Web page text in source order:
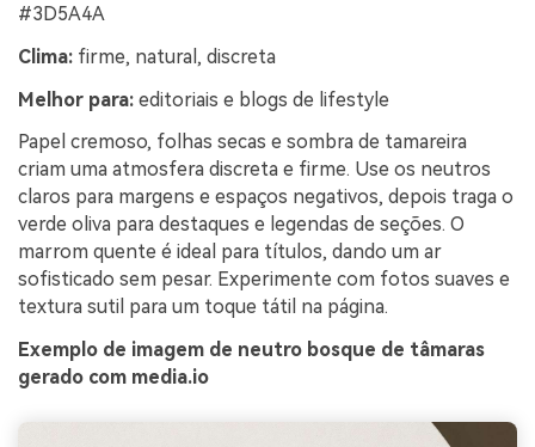
#3D5A4A
Clima: firme, natural, discreta
Melhor para: editoriais e blogs de lifestyle
Papel cremoso, folhas secas e sombra de tamareira
criam uma atmosfera discreta e firme. Use os neutros
claros para margens e espaços negativos, depois traga o
verde oliva para destaques e legendas de seções. O
marrom quente é ideal para títulos, dando um ar
sofisticado sem pesar. Experimente com fotos suaves e
textura sutil para um toque tátil na página.
Exemplo de imagem de neutro bosque de tâmaras
gerado com media.io